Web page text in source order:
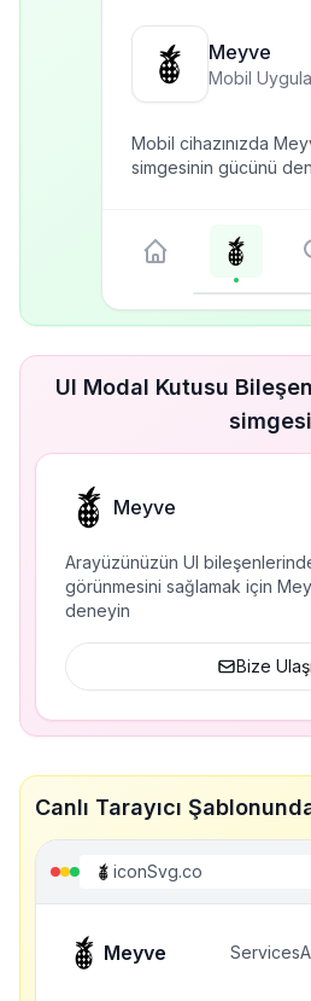
Meyve
Mobil
Mobil cihazınızda
simgesinin gücünü
UI Modal Kutusu
simgesi
Meyve
Arayüzünüzün UI
görünmesini sağlamak için
deneyin
Bize
Canlı Tarayıcı
iconSvg.co
Meyve Services